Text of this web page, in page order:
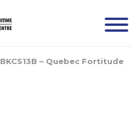
BKCS13B – Quebec Fortitude